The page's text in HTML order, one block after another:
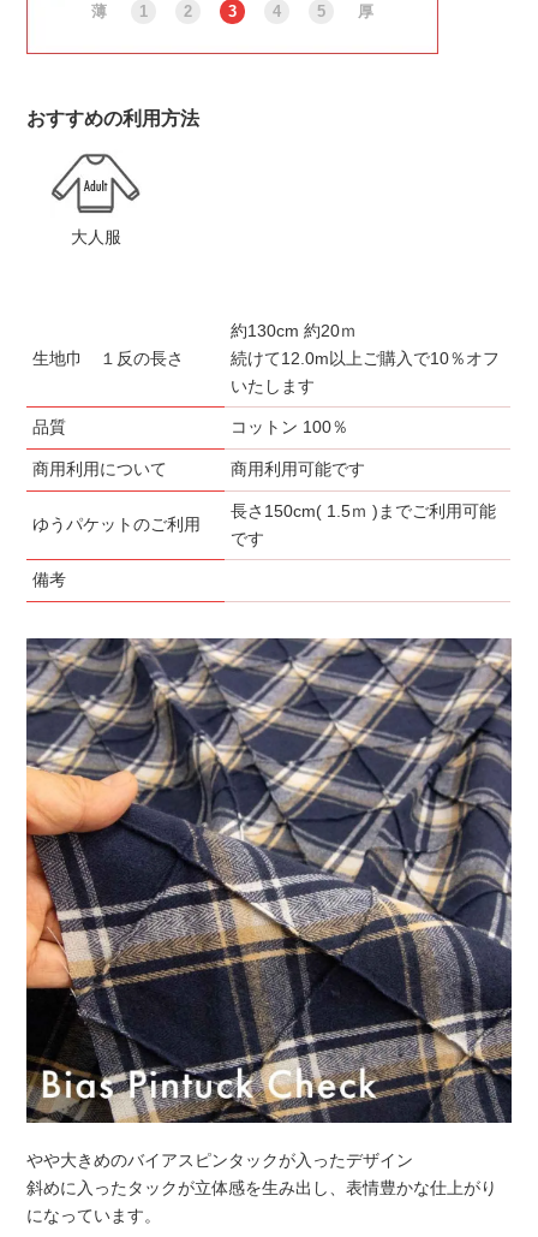
薄 1 2 3 4 5 厚
おすすめの利用方法
大人服
生地巾 １反の長さ
約130cm 約20ｍ
続けて12.0m以上ご購入で10％オフ
いたします
品質 コットン 100％
商用利用について 商用利用可能です
ゆうパケットのご利用
長さ150cm( 1.5ｍ )までご利用可能
です
備考
やや大きめのバイアスピンタックが入ったデザイン
斜めに入ったタックが立体感を生み出し、表情豊かな仕上がり
になっています。